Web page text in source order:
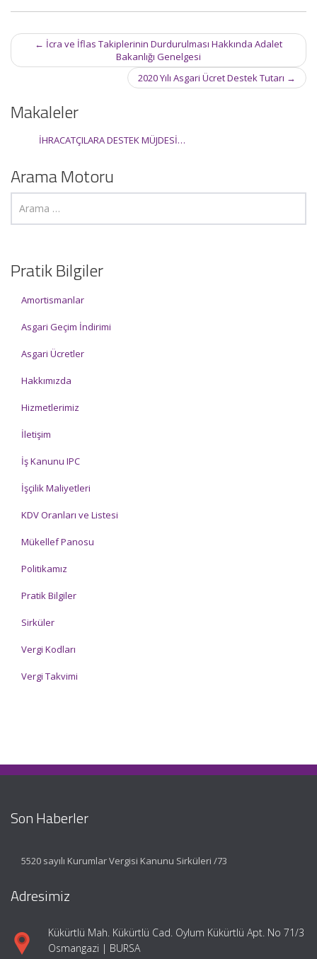
Post
navigation
← İcra ve İflas Takiplerinin Durdurulması Hakkında Adalet
Bakanlığı Genelgesi
2020 Yılı Asgari Ücret Destek Tutarı →
Makaleler
İHRACATÇILARA DESTEK MÜJDESİ…
Arama Motoru
Pratik Bilgiler
Amortismanlar
Asgari Geçim İndirimi
Asgari Ücretler
Hakkımızda
Hizmetlerimiz
İletişim
İş Kanunu IPC
İşçilik Maliyetleri
KDV Oranları ve Listesi
Mükellef Panosu
Politikamız
Pratik Bilgiler
Sirküler
Vergi Kodları
Vergi Takvimi
Son Haberler
5520 sayılı Kurumlar Vergisi Kanunu Sirküleri /73
Adresimiz
Kükürtlü Mah. Kükürtlü Cad. Oylum Kükürtlü Apt. No 71/3
Osmangazi | BURSA